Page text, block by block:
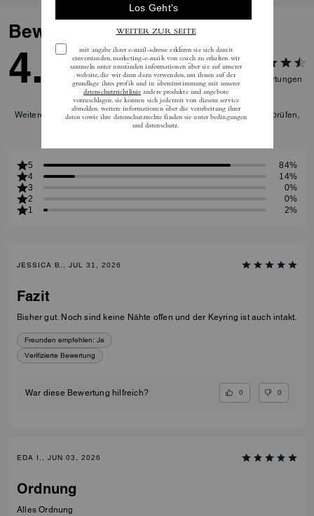
Bewertungen
4.8 Bewertungen
Weitere Informationen darüber, wie wir unsere Bewertungen überprüfen,
finden Siehier
5
84%
4
14%
3
0%
2
0%
1
2%
JESSICA B., JUL 31, 2026
Fazit
Bisher gut. Noch sind keine Nähte offen und der Keyring ist auch intakt.
Freunden empfehlen: Ja
Verifizierte Bewertung
War diese Bewertung hilfreich? 0 0
EDA I., JUN 03, 2026
Ordnung
Alles Ordnung